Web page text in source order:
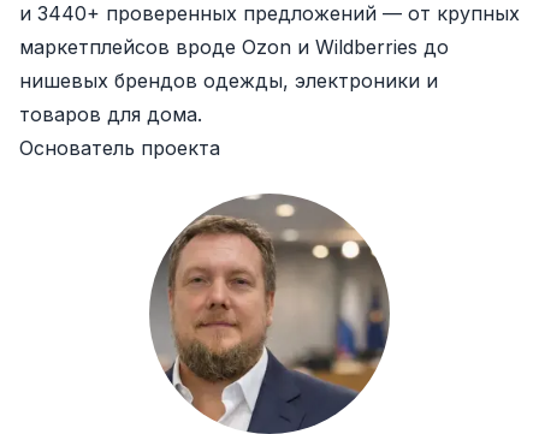
и 3440+ проверенных предложений — от крупных
маркетплейсов вроде Ozon и Wildberries до
нишевых брендов одежды, электроники и
товаров для дома.
Основатель проекта